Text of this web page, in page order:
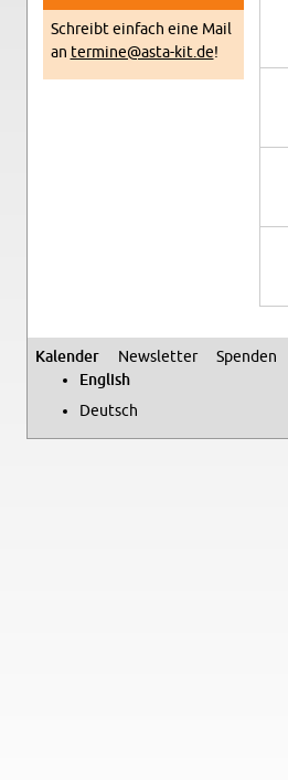
Schreibt ein­fach eine Mail
an termine@​asta-​kit.​de!
Sec­ondary menu
Kalen­der Newslet­ter Spenden
Eng­lish
Deutsch